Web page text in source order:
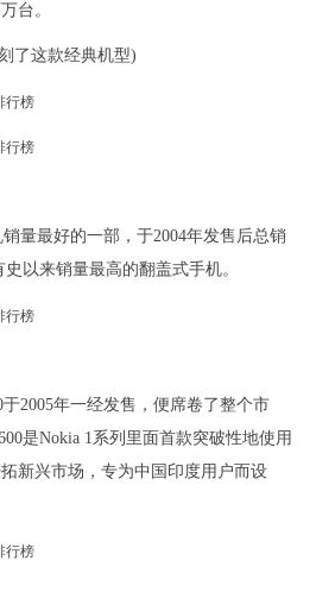
台。
了这款经典机型)
量最好的一部，于2004年发售后总销
以来销量最高的翻盖式手机。
2005年一经发售，便席卷了整个市
是Nokia 1系列里面首款突破性地使用
新兴市场，专为中国印度用户而设